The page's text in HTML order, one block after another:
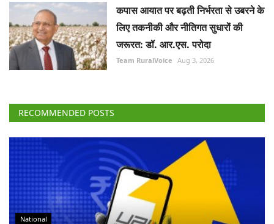
कपास आयात पर बढ़ती निर्भरता से उबरने के
लिए तकनीकी और नीतिगत सुधारों की
जरूरत: डॉ. आर.एस. परोदा
Team RuralVoice Aug 3, 2026
RECOMMENDED POSTS
National